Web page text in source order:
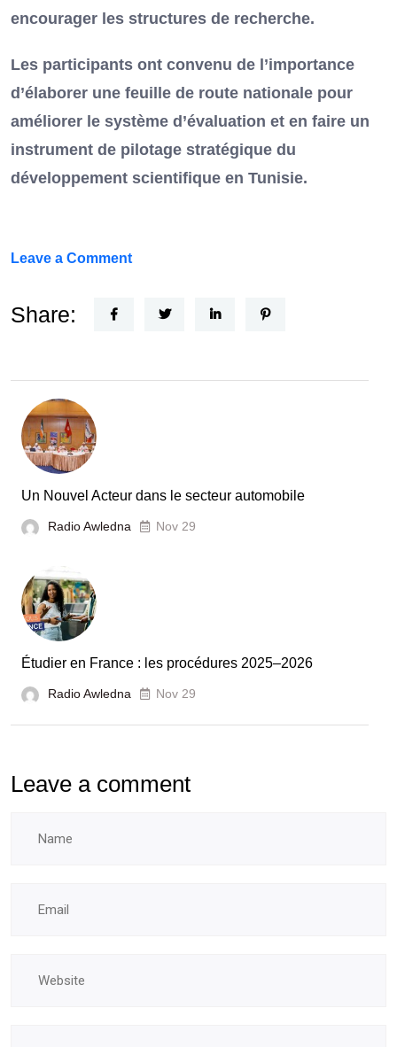
encourager les structures de recherche.
Les participants ont convenu de l’importance
d’élaborer une feuille de route nationale pour
améliorer le système d’évaluation et en faire un
instrument de pilotage stratégique du
développement scientifique en Tunisie.
Leave a Commenton
Horizon
la
France
et
écoles
Share:
Un Nouvel Acteur dans le secteur automobile
Radio Awledna Nov 29
Étudier en France : les procédures 2025–2026
Radio Awledna Nov 29
Leave a comment